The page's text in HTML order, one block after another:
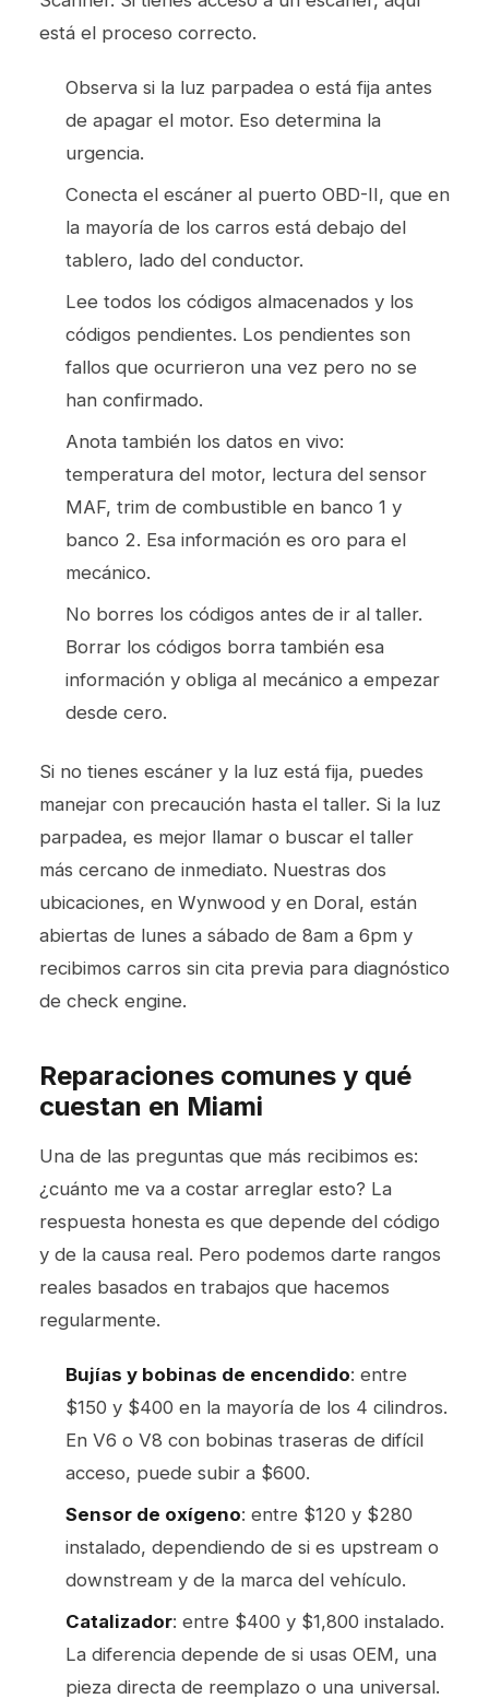
está el proceso correcto.
Observa si la luz parpadea o está fija antes
de apagar el motor. Eso determina la
urgencia.
Conecta el escáner al puerto OBD-II, que en
la mayoría de los carros está debajo del
tablero, lado del conductor.
Lee todos los códigos almacenados y los
códigos pendientes. Los pendientes son
fallos que ocurrieron una vez pero no se
han confirmado.
Anota también los datos en vivo:
temperatura del motor, lectura del sensor
MAF, trim de combustible en banco 1 y
banco 2. Esa información es oro para el
mecánico.
No borres los códigos antes de ir al taller.
Borrar los códigos borra también esa
información y obliga al mecánico a empezar
desde cero.
Si no tienes escáner y la luz está fija, puedes
manejar con precaución hasta el taller. Si la luz
parpadea, es mejor llamar o buscar el taller
más cercano de inmediato. Nuestras dos
ubicaciones, en Wynwood y en Doral, están
abiertas de lunes a sábado de 8am a 6pm y
recibimos carros sin cita previa para diagnóstico
de check engine.
Reparaciones comunes y qué
cuestan en Miami
Una de las preguntas que más recibimos es:
¿cuánto me va a costar arreglar esto? La
respuesta honesta es que depende del código
y de la causa real. Pero podemos darte rangos
reales basados en trabajos que hacemos
regularmente.
Bujías y bobinas de encendido: entre
$150 y $400 en la mayoría de los 4 cilindros.
En V6 o V8 con bobinas traseras de difícil
acceso, puede subir a $600.
Sensor de oxígeno: entre $120 y $280
instalado, dependiendo de si es upstream o
downstream y de la marca del vehículo.
Catalizador: entre $400 y $1,800 instalado.
La diferencia depende de si usas OEM, una
pieza directa de reemplazo o una universal.